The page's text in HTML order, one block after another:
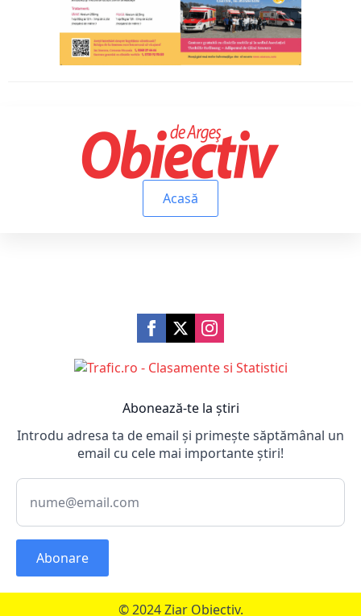
Acasă
Abonează-te la știri
Introdu adresa ta de email și primește săptămânal un
email cu cele mai importante știri!
Abonare
© 2024 Ziar Obiectiv.